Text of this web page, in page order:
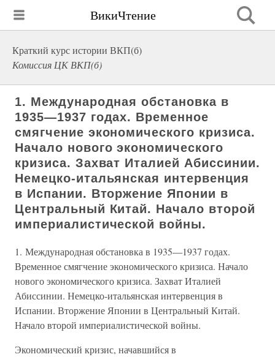
ВикиЧтение
Краткий курс истории ВКП(б)
Комиссия ЦК ВКП(б)
1. Международная обстановка в
1935—1937 годах. Временное
смягчение экономического кризиса.
Начало нового экономического
кризиса. Захват Италией Абиссинии.
Немецко-итальянская интервенция
в Испании. Вторжение Японии в
Центральный Китай. Начало второй
империалистической войны.
1. Международная обстановка в 1935—1937 годах.
Временное смягчение экономического кризиса. Начало
нового экономического кризиса. Захват Италией
Абиссинии. Немецко-итальянская интервенция в
Испании. Вторжение Японии в Центральный Китай.
Начало второй империалистической войны.
Экономический кризис, начавшийся в